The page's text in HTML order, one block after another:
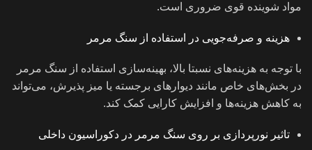
مواد شوینده قوی ضروری است.
هزینه و صرفه‌جویی در استفاده از سنگ مرمر
با توجه به هزینه‌های نسبتا بالا، بهینه‌سازی استفاده از سنگ مرمر
در بخش‌های خاص مانند دیوارهای برجسته یا میز پذیرش، می‌تواند
به کاهش هزینه‌ها و افزایش کارایی کمک کند.
تاثیر نورپردازی بر روی سنگ مرمر در دکوراسیون داخلی